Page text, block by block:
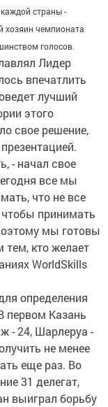
страны -
хозяин чемпионата
голосов.
Лидер
впечатлить
лучший
этого
свое решение,
- начал свое
все мы
что не все
принимать
мы готовы
кто желает
WorldSkills
определения
первом Казань
- 24, Шарлеруа -
не менее
еще раз. Во
31 делегат,
выиграл борьбу